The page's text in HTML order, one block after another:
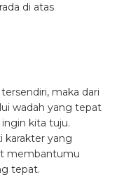
di atas
maka dari
wadah yang tepat
kita tuju.
karakter yang
membantumu
tepat.